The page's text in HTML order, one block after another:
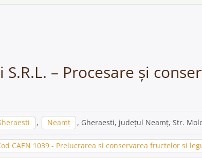
S.R.L. – Procesare și
, Neamț , Gheraesti, județul Neamț, Str.
CAEN 1039 - Prelucrarea si conservarea fructelor si